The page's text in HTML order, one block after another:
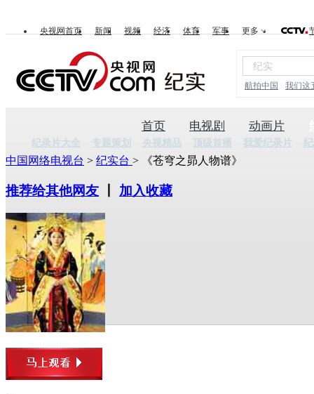
央视网首页 新闻 视频 经济 体育 军事 更多
航拍中国 我们这
首页 电视剧 动画片
纪录片大全 专题策划 央视精品 顶级首播 我爱纪录片
中国网络电视台 > 纪实台 > 《苍穹之昴人物谱》
推荐给其他网友 加入收藏